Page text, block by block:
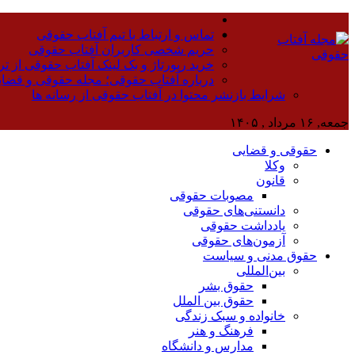
تماس و ارتباط با تیم آفتاب حقوقی
حریم شخصی کاربران آفتاب حقوقی
خرید رپورتاژ و بک لینک آفتاب حقوقی از
درباره آفتاب حقوقی؛ مجله حقوقی و
شرایط بازنشر محتوا در آفتاب حقوقی از رسانه ها
جمعه, ۱۶ مرداد , ۱۴۰۵
حقوقی و قضایی
وکلا
قانون
مصوبات حقوقی
دانستنی‌های حقوقی
یادداشت حقوقی
آزمون‌های حقوقی
حقوق مدنی و سیاست
بین‌المللی
حقوق بشر
حقوق بین الملل
خانواده و سبک زندگی
فرهنگ و هنر
مدارس و دانشگاه